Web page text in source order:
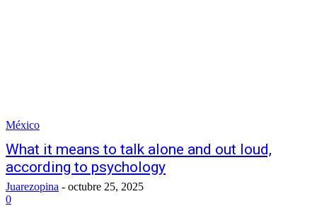
México
What it means to talk alone and out loud,
according to psychology
Juarezopina - octubre 25, 2025
0